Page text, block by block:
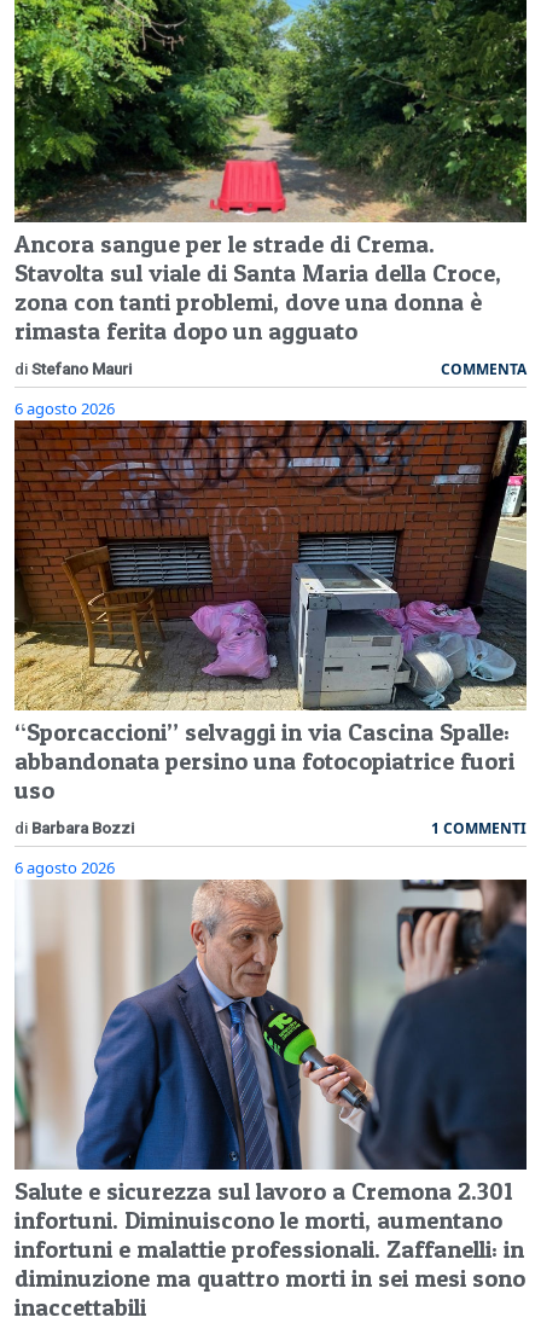
Ancora sangue per le strade di Crema.
Stavolta sul viale di Santa Maria della Croce,
zona con tanti problemi, dove una donna è
rimasta ferita dopo un agguato
di Stefano Mauri COMMENTA
6 agosto 2026
“Sporcaccioni” selvaggi in via Cascina Spalle:
abbandonata persino una fotocopiatrice fuori
uso
di Barbara Bozzi 1 COMMENTI
6 agosto 2026
Salute e sicurezza sul lavoro a Cremona 2.301
infortuni. Diminuiscono le morti, aumentano
infortuni e malattie professionali. Zaffanelli: in
diminuzione ma quattro morti in sei mesi sono
inaccettabili